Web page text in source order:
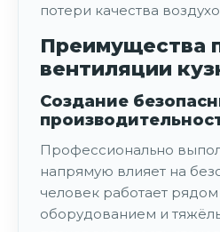
потери качества
Преимущества
вентиляции
Создание
Профессионально
напрямую влияет на
человек работает
оборудованием и